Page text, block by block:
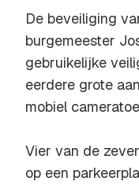
De beveiliging
burgemeester
gebruikelijke
eerdere grote
mobiel
Vier van de
op een